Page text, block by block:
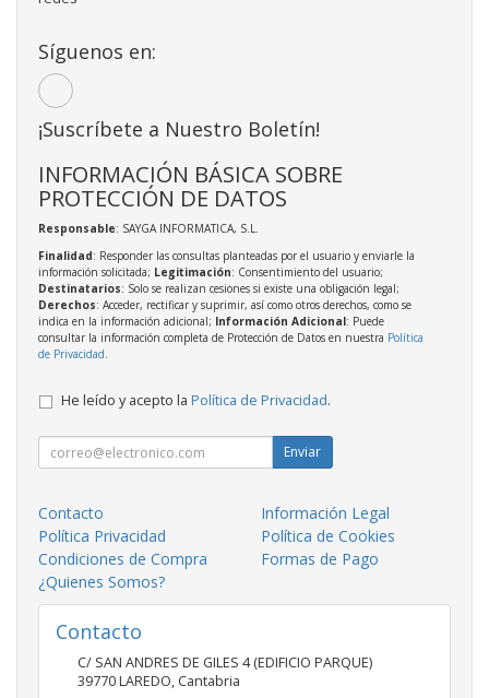
Síguenos en:
¡Suscríbete a Nuestro Boletín!
INFORMACIÓN BÁSICA SOBRE
PROTECCIÓN DE DATOS
Responsable: SAYGA INFORMATICA, S.L.
Finalidad: Responder las consultas planteadas por el usuario y enviarle la
información solicitada; Legitimación: Consentimiento del usuario;
Destinatarios: Solo se realizan cesiones si existe una obligación legal;
Derechos: Acceder, rectificar y suprimir, así como otros derechos, como se
indica en la información adicional; Información Adicional: Puede
consultar la información completa de Protección de Datos en nuestra Política
de Privacidad.
He leído y acepto la Política de Privacidad.
Enviar
Contacto
Información Legal
Política Privacidad
Política de Cookies
Condiciones de Compra
Formas de Pago
¿Quienes Somos?
Contacto
C/ SAN ANDRES DE GILES 4 (EDIFICIO PARQUE)
39770LAREDO, Cantabria